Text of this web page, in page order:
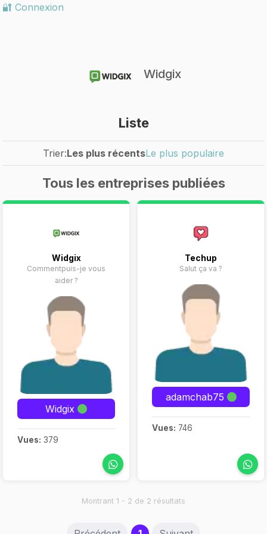
🔐 Connexion
Widgix
Liste
Trier:Les plus récentsLe plus populaire
Tous les entreprises publiées
Widgix
Commentpuis-je vous
aider ?
Widgix
Vues: 379
Techup
Salut ça va ?
adamchab75
Vues: 746
Montrant 1 - 2 de 2 résultats